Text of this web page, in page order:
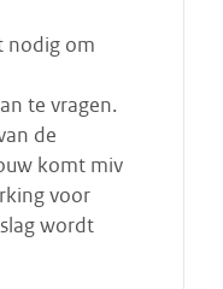
nodig om
te vragen.
de
komt miv
voor
wordt